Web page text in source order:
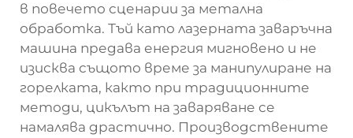
в повечето сценарии за метална
обработка. Тъй като лазерната заваръчна
машина предава енергия мигновено и не
изисква същото време за манипулиране на
горелката, както при традиционните
методи, цикълът на заваряване се
намалява драстично. Производствените